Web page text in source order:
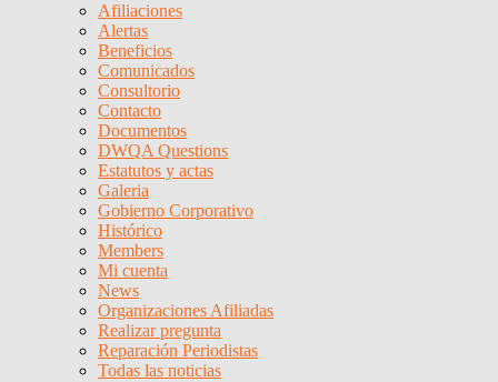
Afiliaciones
Alertas
Beneficios
Comunicados
Consultorio
Contacto
Documentos
DWQA Questions
Estatutos y actas
Galeria
Gobierno Corporativo
Histórico
Members
Mi cuenta
News
Organizaciones Afiliadas
Realizar pregunta
Reparación Periodistas
Todas las noticias